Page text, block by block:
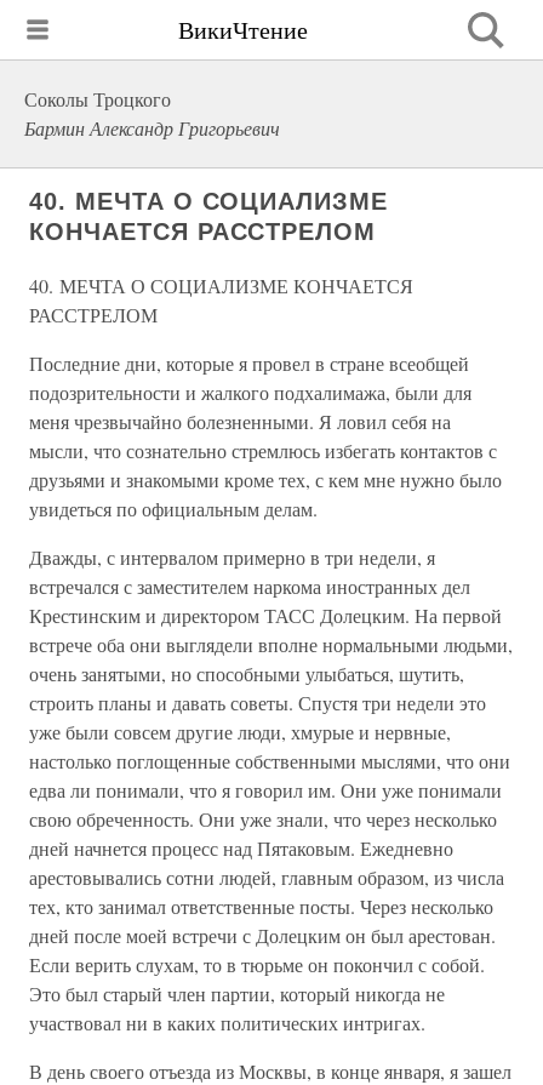
ВикиЧтение
Соколы Троцкого
Бармин Александр Григорьевич
40. МЕЧТА О СОЦИАЛИЗМЕ
КОНЧАЕТСЯ РАССТРЕЛОМ
40. МЕЧТА О СОЦИАЛИЗМЕ КОНЧАЕТСЯ
РАССТРЕЛОМ
Последние дни, которые я провел в стране всеобщей
подозрительности и жалкого подхалимажа, были для
меня чрезвычайно болезненными. Я ловил себя на
мысли, что сознательно стремлюсь избегать контактов с
друзьями и знакомыми кроме тех, с кем мне нужно было
увидеться по официальным делам.
Дважды, с интервалом примерно в три недели, я
встречался с заместителем наркома иностранных дел
Крестинским и директором ТАСС Долецким. На первой
встрече оба они выглядели вполне нормальными людьми,
очень занятыми, но способными улыбаться, шутить,
строить планы и давать советы. Спустя три недели это
уже были совсем другие люди, хмурые и нервные,
настолько поглощенные собственными мыслями, что они
едва ли понимали, что я говорил им. Они уже понимали
свою обреченность. Они уже знали, что через несколько
дней начнется процесс над Пятаковым. Ежедневно
арестовывались сотни людей, главным образом, из числа
тех, кто занимал ответственные посты. Через несколько
дней после моей встречи с Долецким он был арестован.
Если верить слухам, то в тюрьме он покончил с собой.
Это был старый член партии, который никогда не
участвовал ни в каких политических интригах.
В день своего отъезда из Москвы, в конце января, я зашел